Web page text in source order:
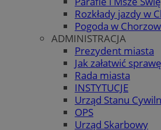
Rozkłady jazdy w
Pogoda w
ADMINISTRACJA
Prezydent miasta
Jak załatwić
Rada miasta
INSTYTUCJE
Urząd Stanu
OPS
Urząd Skarbowy